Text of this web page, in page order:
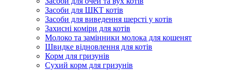
Засоби для ШКТ котів
Засоби для виведення шерсті у котів
Захисні коміри для котів
Молоко та замінники молока для кошенят
Швидке відновлення для котів
Корм для гризунів
Сухий корм для гризунів